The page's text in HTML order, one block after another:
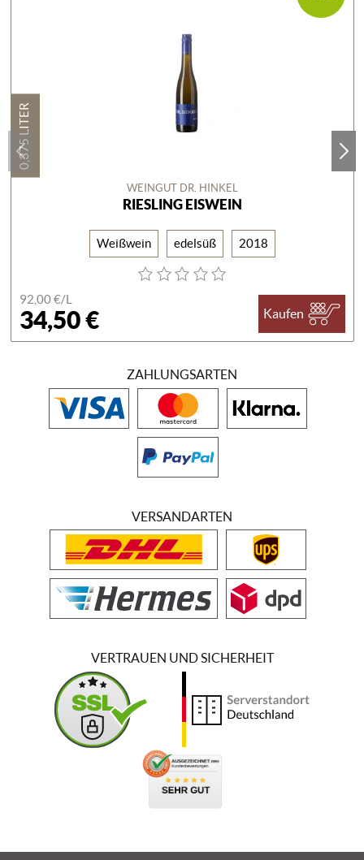
0,375 LITER
WEINGUT DR. HINKEL
RIESLING EISWEIN
Weißwein edelsüß 2018
92,00 €/L
34,50 € Kaufen
ZAHLUNGSARTEN
VERSANDARTEN
VERTRAUEN UND SICHERHEIT